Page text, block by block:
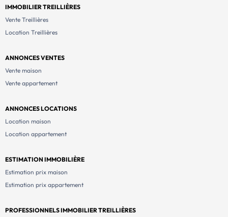
IMMOBILIER TREILLIÈRES
Vente Treillières
Location Treillières
ANNONCES VENTES
Vente maison
Vente appartement
ANNONCES LOCATIONS
Location maison
Location appartement
ESTIMATION IMMOBILIÈRE
Estimation prix maison
Estimation prix appartement
PROFESSIONNELS IMMOBILIER TREILLIÈRES